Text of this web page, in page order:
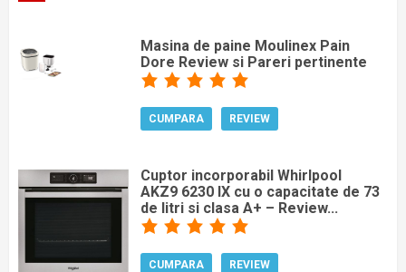
Masina de paine Moulinex Pain
Dore Review si Pareri pertinente
CUMPARA REVIEW
Cuptor incorporabil Whirlpool
AKZ9 6230 IX cu o capacitate de 73
de litri si clasa A+ – Review...
CUMPARA REVIEW